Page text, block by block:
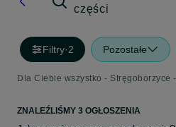
części
Filtry·2 Pozostałe
ZNALEŹLIŚMY 3 OGŁOSZENIA